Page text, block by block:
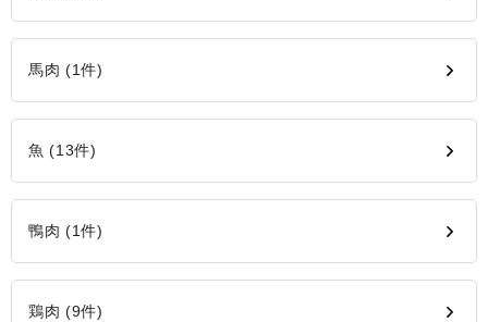
馬肉 (1件)
魚 (13件)
鴨肉 (1件)
鶏肉 (9件)